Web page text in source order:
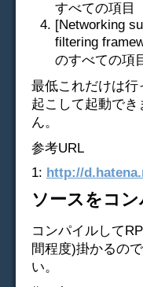
すべての項目
[Networking
filtering
のすべての項
最低これだけは
起こして起動で
ん。
参考URL
1: http://
ソースをコ
コンパイルして
間程度)掛かるの
い。